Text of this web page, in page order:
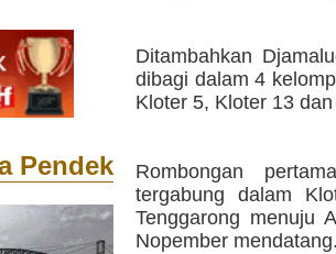
Pendek
Ditambahkan
dibagi dalam 4
Kloter 5, Kloter 13
Rombongan
tergabung dalam
Tenggarong menuju
Nopember